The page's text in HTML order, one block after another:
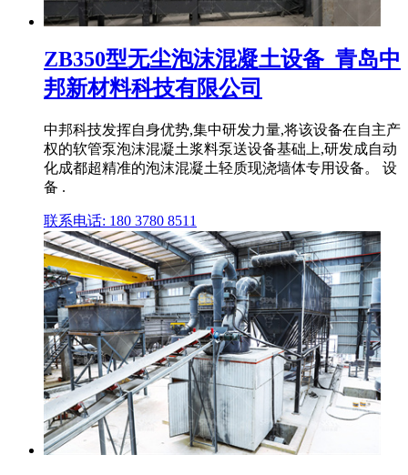
ZB350型无尘泡沫混凝土设备_青岛中
邦新材料科技有限公司
中邦科技发挥自身优势,集中研发力量,将该设备在自主产
权的软管泵泡沫混凝土浆料泵送设备基础上,研发成自动
化成都超精准的泡沫混凝土轻质现浇墙体专用设备。 设
备 .
联系电话: 180 3780 8511